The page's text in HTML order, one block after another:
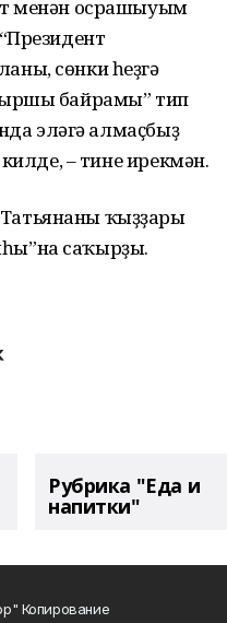
менән осрашыуым
сөнки һеҙгә
байрамы” тип
эләгә алмаҫбыҙ
– тине ирекмән.
ҡыҙҙары
саҡырҙы.
Рубрика "Еда и
напитки"
Копирование